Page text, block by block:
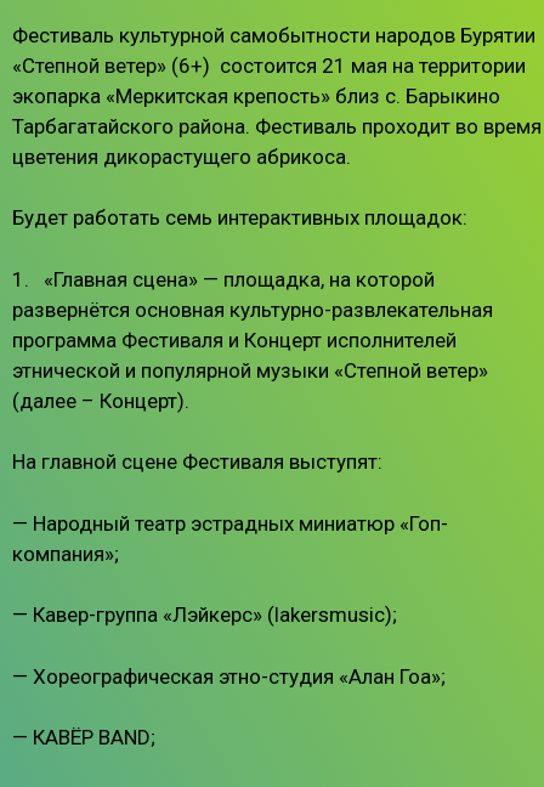
Фестиваль культурной самобытности народов Бурятии
«Степной ветер» (6+) состоится 21 мая на территории
экопарка «Меркитская крепость» близ с. Барыкино
Тарбагатайского района. Фестиваль проходит во время
цветения дикорастущего абрикоса.
Будет работать семь интерактивных площадок:
1. «Главная сцена» — площадка, на которой
развернётся основная культурно-развлекательная
программа Фестиваля и Концерт исполнителей
этнической и популярной музыки «Степной ветер»
(далее – Концерт).
На главной сцене Фестиваля выступят:
— Народный театр эстрадных миниатюр «Гоп-
компания»;
— Кавер-группа «Лэйкерс» (lakersmusic);
— Хореографическая этно-студия «Алан Гоа»;
— КАВЁР BAND;